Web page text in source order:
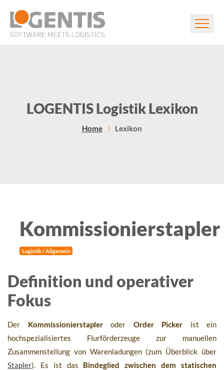
LOGENTIS Logistik Lexikon
Home Lexikon
Kommissionierstapler
Logistik / Allgemein
Definition und operativer
Fokus
Der Kommissionierstapleroder Order Picker ist ein
hochspezialisiertes Flurförderzeuge zur manuellen
Zusammenstellung von Warenladungen (zum Überblick über
Stapler). Es ist das Bindeglied zwischen dem statischen